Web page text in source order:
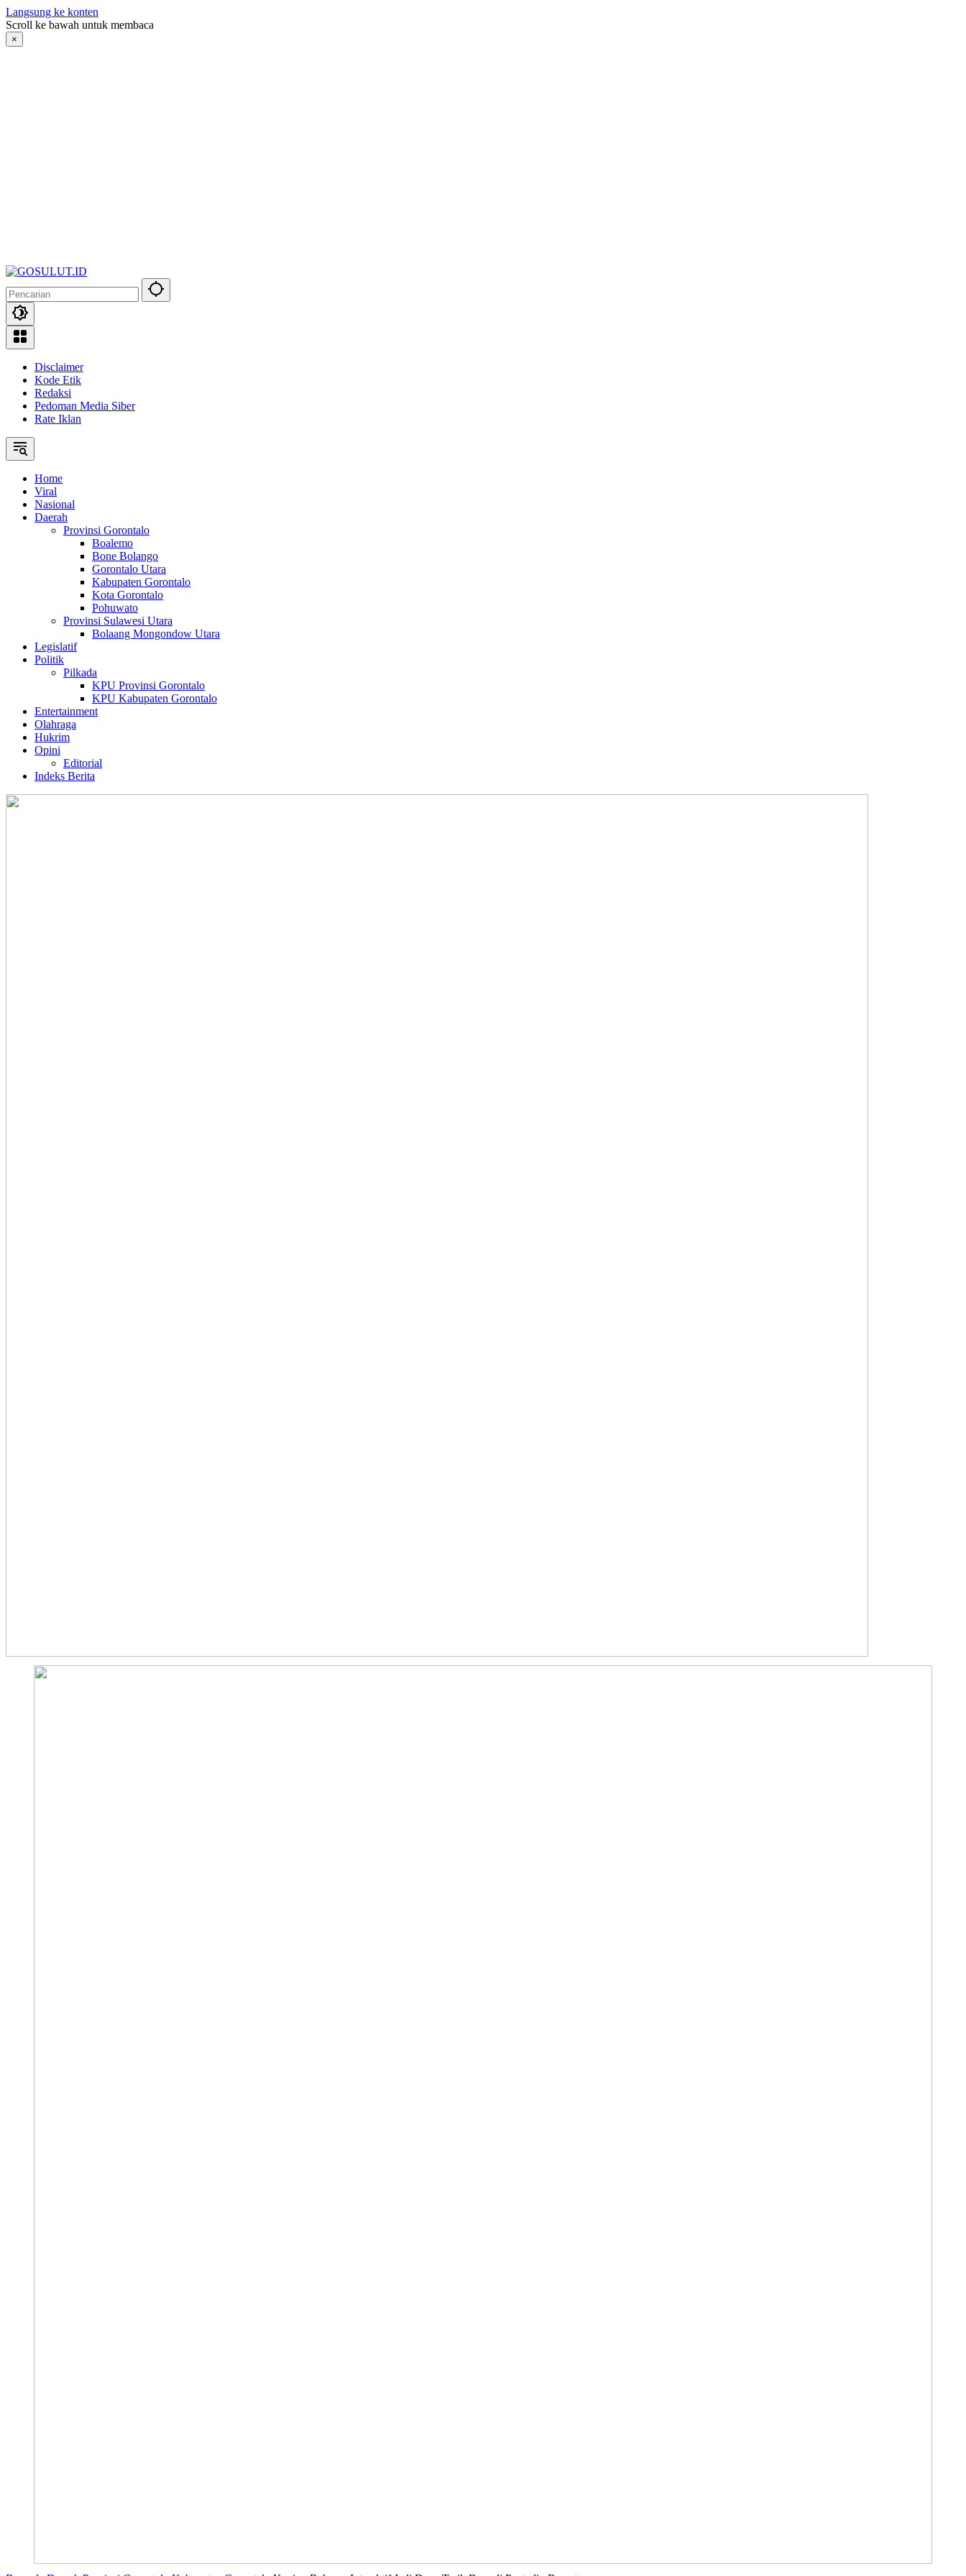
Langsung ke konten
Scroll ke bawah untuk membaca
×
Disclaimer
Kode Etik
Redaksi
Pedoman Media Siber
Rate Iklan
Home
Viral
Nasional
Daerah
Provinsi Gorontalo
Boalemo
Bone Bolango
Gorontalo Utara
Kabupaten Gorontalo
Kota Gorontalo
Pohuwato
Provinsi Sulawesi Utara
Bolaang Mongondow Utara
Legislatif
Politik
Pilkada
KPU Provinsi Gorontalo
KPU Kabupaten Gorontalo
Entertainment
Olahraga
Hukrim
Opini
Editorial
Indeks Berita